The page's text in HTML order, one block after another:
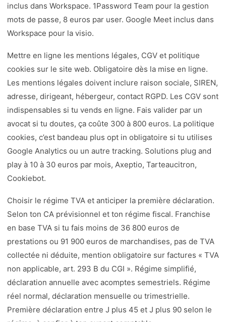
inclus dans Workspace. 1Password Team pour la gestion
mots de passe, 8 euros par user. Google Meet inclus dans
Workspace pour la visio.
Mettre en ligne les mentions légales, CGV et politique
cookies sur le site web. Obligatoire dès la mise en ligne.
Les mentions légales doivent inclure raison sociale, SIREN,
adresse, dirigeant, hébergeur, contact RGPD. Les CGV sont
indispensables si tu vends en ligne. Fais valider par un
avocat si tu doutes, ça coûte 300 à 800 euros. La politique
cookies, c’est bandeau plus opt in obligatoire si tu utilises
Google Analytics ou un autre tracking. Solutions plug and
play à 10 à 30 euros par mois, Axeptio, Tarteaucitron,
Cookiebot.
Choisir le régime TVA et anticiper la première déclaration.
Selon ton CA prévisionnel et ton régime fiscal. Franchise
en base TVA si tu fais moins de 36 800 euros de
prestations ou 91 900 euros de marchandises, pas de TVA
collectée ni déduite, mention obligatoire sur factures « TVA
non applicable, art. 293 B du CGI ». Régime simplifié,
déclaration annuelle avec acomptes semestriels. Régime
réel normal, déclaration mensuelle ou trimestrielle.
Première déclaration entre J plus 45 et J plus 90 selon le